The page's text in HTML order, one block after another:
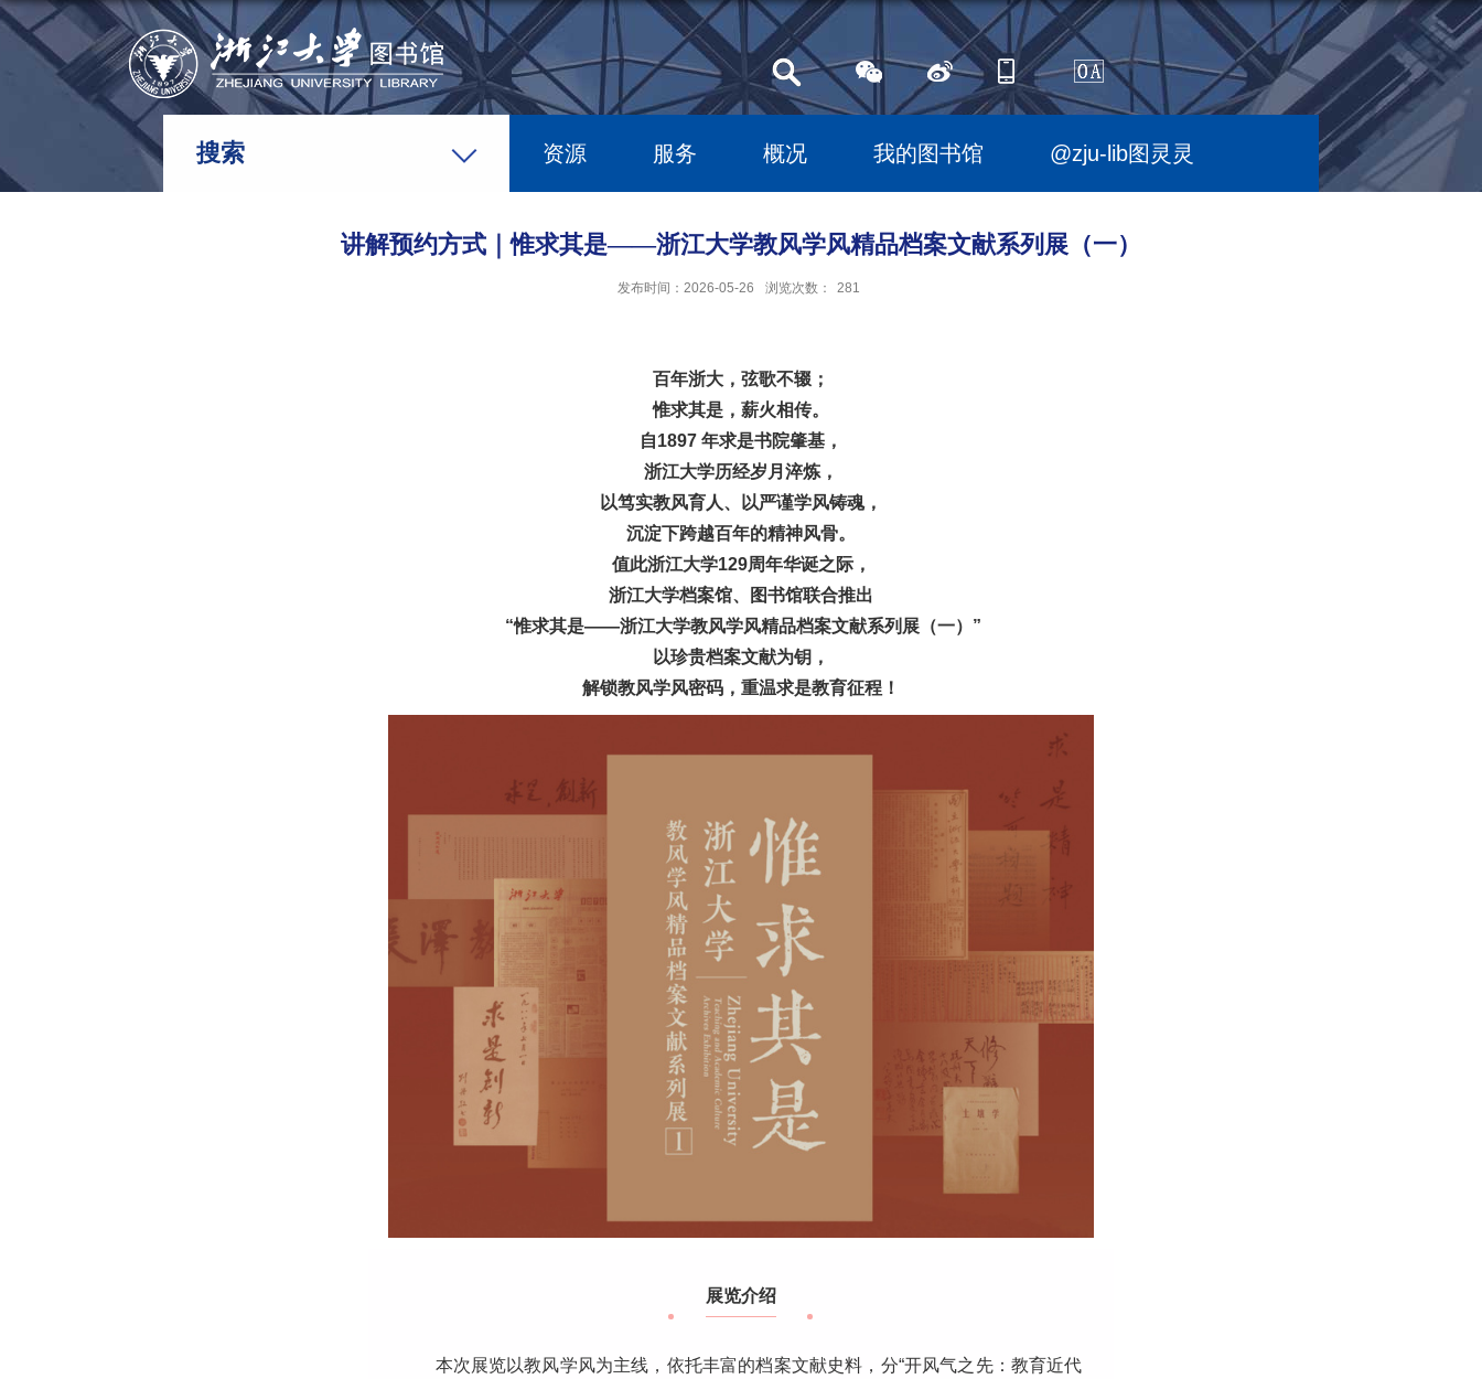
搜索 资源 服务 概况 我的图书馆 @zju-lib图灵灵
讲解预约方式｜惟求其是——浙江大学教风学风精品档案文献系列展（一）
发布时间：2026-05-26 浏览次数： 281
百年浙大，弦歌不辍；
惟求其是，薪火相传。
自1897 年求是书院肇基，
浙江大学历经岁月淬炼，
以笃实教风育人、以严谨学风铸魂，
沉淀下跨越百年的精神风骨。
值此浙江大学129周年华诞之际，
浙江大学档案馆、图书馆联合推出
“惟求其是——浙江大学教风学风精品档案文献系列展（一）”
以珍贵档案文献为钥，
解锁教风学风密码，重温求是教育征程！
展览介绍
本次展览以教风学风为主线，依托丰富的档案文献史料，分“开风气之先：教育近代